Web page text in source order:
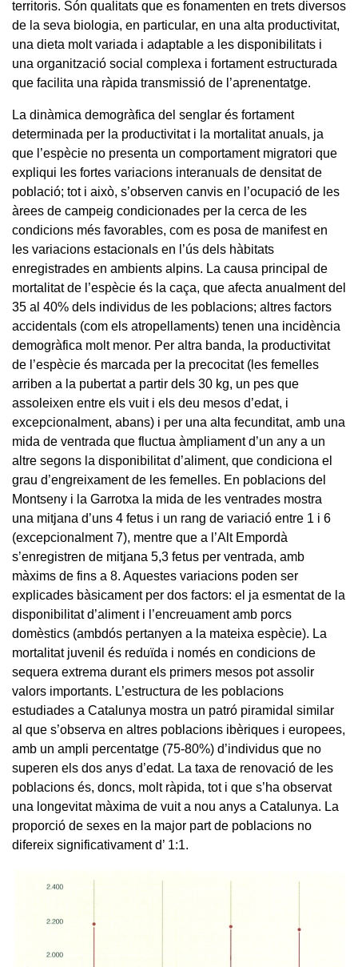
territoris. Són qualitats que es fonamenten en trets diversos
de la seva biologia, en particular, en una alta productivitat,
una dieta molt variada i adaptable a les disponibilitats i
una organització social complexa i fortament estructurada
que facilita una ràpida transmissió de l’aprenentatge.
La dinàmica demogràfica del senglar és fortament
determinada per la productivitat i la mortalitat anuals, ja
que l’espècie no presenta un comportament migratori que
expliqui les fortes variacions interanuals de densitat de
població; tot i això, s’observen canvis en l’ocupació de les
àrees de campeig condicionades per la cerca de les
condicions més favorables, com es posa de manifest en
les variacions estacionals en l’ús dels hàbitats
enregistrades en ambients alpins. La causa principal de
mortalitat de l’espècie és la caça, que afecta anualment del
35 al 40% dels individus de les poblacions; altres factors
accidentals (com els atropellaments) tenen una incidència
demogràfica molt menor. Per altra banda, la productivitat
de l’espècie és marcada per la precocitat (les femelles
arriben a la pubertat a partir dels 30 kg, un pes que
assoleixen entre els vuit i els deu mesos d’edat, i
excepcionalment, abans) i per una alta fecunditat, amb una
mida de ventrada que fluctua àmpliament d’un any a un
altre segons la disponibilitat d’aliment, que condiciona el
grau d’engreixament de les femelles. En poblacions del
Montseny i la Garrotxa la mida de les ventrades mostra
una mitjana d’uns 4 fetus i un rang de variació entre 1 i 6
(excepcionalment 7), mentre que a l’Alt Empordà
s’enregistren de mitjana 5,3 fetus per ventrada, amb
màxims de fins a 8. Aquestes variacions poden ser
explicades bàsicament per dos factors: el ja esmentat de la
disponibilitat d’aliment i l’encreuament amb porcs
domèstics (ambdós pertanyen a la mateixa espècie). La
mortalitat juvenil és reduïda i només en condicions de
sequera extrema durant els primers mesos pot assolir
valors importants. L’estructura de les poblacions
estudiades a Catalunya mostra un patró piramidal similar
al que s’observa en altres poblacions ibèriques i europees,
amb un ampli percentatge (75-80%) d’individus que no
superen els dos anys d’edat. La taxa de renovació de les
poblacions és, doncs, molt ràpida, tot i que s’ha observat
una longevitat màxima de vuit a nou anys a Catalunya. La
proporció de sexes en la major part de poblacions no
difereix significativament d’ 1:1.